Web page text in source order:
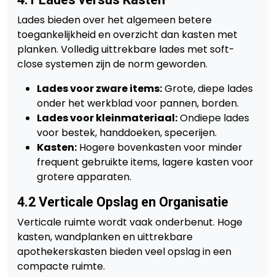
Lades bieden over het algemeen betere
toegankelijkheid en overzicht dan kasten met
planken. Volledig uittrekbare lades met soft-
close systemen zijn de norm geworden.
Lades voor zware items:Grote, diepe lades
onder het werkblad voor pannen, borden.
Lades voor kleinmateriaal:Ondiepe lades
voor bestek, handdoeken, specerijen.
Kasten: Hogere bovenkasten voor minder
frequent gebruikte items, lagere kasten voor
grotere apparaten.
4.2 Verticale Opslag en Organisatie
Verticale ruimte wordt vaak onderbenut. Hoge
kasten, wandplanken en uittrekbare
apothekerskasten bieden veel opslag in een
compacte ruimte.